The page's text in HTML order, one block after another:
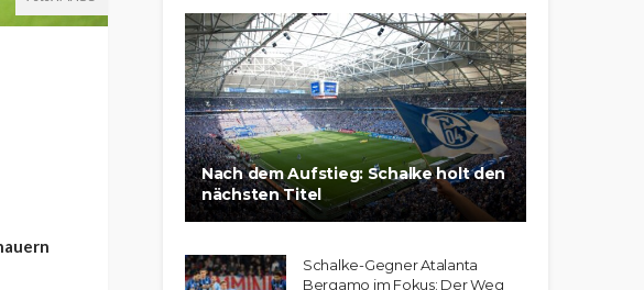
Nach dem Aufstieg: Schalke holt den
nächsten Titel
Schalke-Gegner Atalanta
Bergamo im Fokus: Der Weg